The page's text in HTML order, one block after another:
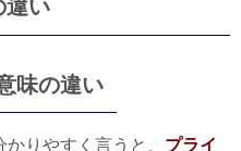
違い
味の違い
りやすく言うと、 プライ